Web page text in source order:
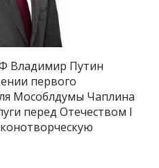
Владимир Путин
первого
Мособлдумы Чаплина
перед Отечеством I